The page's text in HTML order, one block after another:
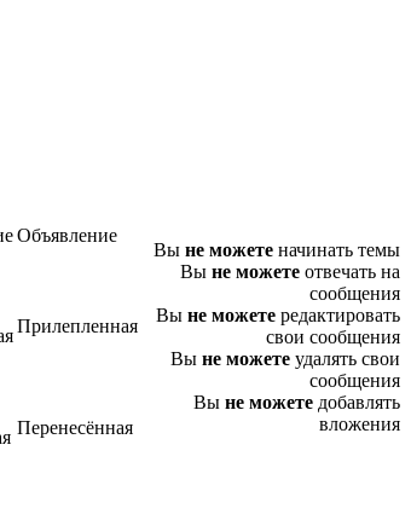
Объявление
Прилепленная
Перенесённая
Вы не можете начинать темы
Вы не можете отвечать на
сообщения
Вы не можете редактировать
свои сообщения
Вы не можете удалять свои
сообщения
Вы не можете добавлять
вложения